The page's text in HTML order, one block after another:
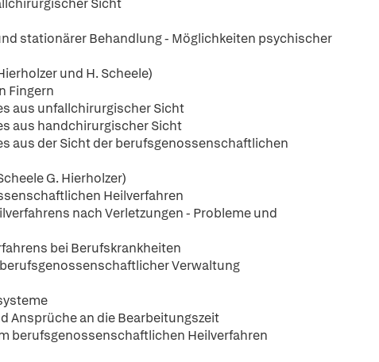
Sicht
stationärer Behandlung - Möglichkeiten psychischer
und H. Scheele)
Fingern
aus unfallchirurgischer Sicht
aus handchirurgischer Sicht
aus der Sicht der berufsgenossenschaftlichen
G. Hierholzer)
Heilverfahren
nach Verletzungen - Probleme und
bei Berufskrankheiten
Verwaltung
Ansprüche an die Bearbeitungszeit
berufsgenossenschaftlichen Heilverfahren